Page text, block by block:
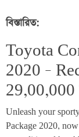
বিস্তারিত:
Toyota
2020 –
29,00,000
Unleash your
Package 2020,